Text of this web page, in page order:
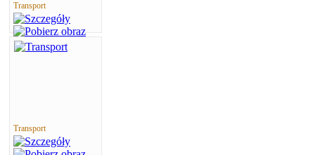
Transport
Transport